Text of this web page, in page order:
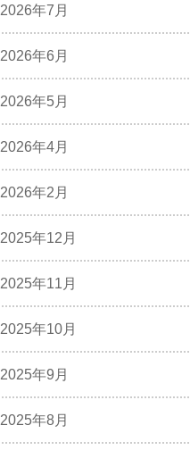
2026年7月
2026年6月
2026年5月
2026年4月
2026年2月
2025年12月
2025年11月
2025年10月
2025年9月
2025年8月